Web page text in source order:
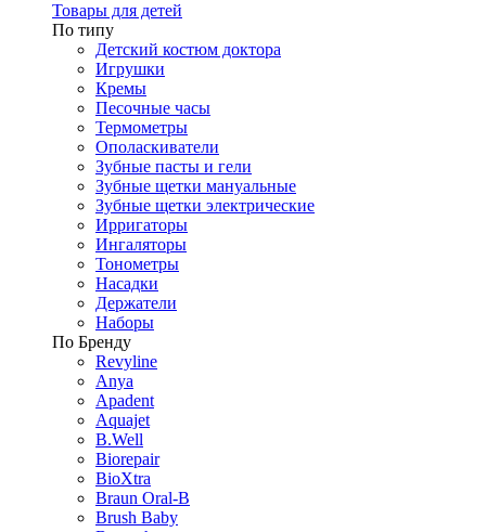
Товары для детей
По типу
Детский костюм доктора
Игрушки
Кремы
Песочные часы
Термометры
Ополаскиватели
Зубные пасты и гели
Зубные щетки мануальные
Зубные щетки электрические
Ирригаторы
Ингаляторы
Тонометры
Насадки
Держатели
Наборы
По Бренду
Revyline
Anya
Apadent
Aquajet
B.Well
Biorepair
BioXtra
Braun Oral-B
Brush Baby